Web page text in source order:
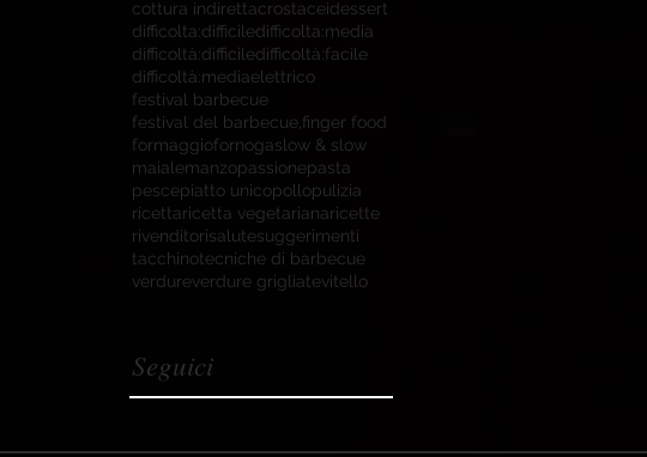
cottura indirettacrostaceidessert
difficolta:difficiledifficolta:media
difficoltà:difficiledifficoltà:facile
difficoltà:mediaelettrico
festival barbecue
festival del barbecue, finger food
formaggiofornogaslow & slow
maialemanzopassionepasta
pescepiatto unicopollopulizia
ricettaricetta vegetarianaricette
rivenditorisalutesuggerimenti
tacchinotecniche di barbecue
verdureverdure grigliatevitello
Seguici